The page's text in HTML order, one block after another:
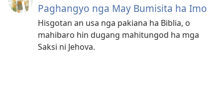
Paghangyo nga May Bumisita ha Imo
Hisgotan an usa nga pakiana ha Biblia, o
mahibaro hin dugang mahitungod ha mga
Saksi ni Jehova.